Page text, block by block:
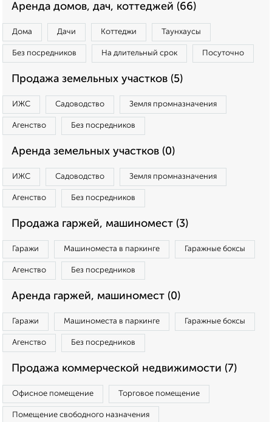
Аренда домов, дач, коттеджей (66)
Дома Дачи Коттеджи Таунхаусы
Без посредников На длительный срок Посуточно
Продажа земельных участков (5)
ИЖС Садоводство Земля промназначения
Агенство Без посредников
Аренда земельных участков (0)
ИЖС Садоводство Земля промназначения
Агенство Без посредников
Продажа гаржей, машиномест (3)
Гаражи Машиноместа в паркинге Гаражные боксы
Агенство Без посредников
Аренда гаржей, машиномест (0)
Гаражи Машиноместа в паркинге Гаражные боксы
Агенство Без посредников
Продажа коммерческой недвижимости (7)
Офисное помещение Торговое помещение
Помещение свободного назначения